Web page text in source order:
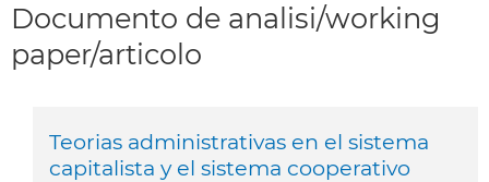
Documento de analisi/working
paper/articolo
Teorias administrativas en el sistema
capitalista y el sistema cooperativo